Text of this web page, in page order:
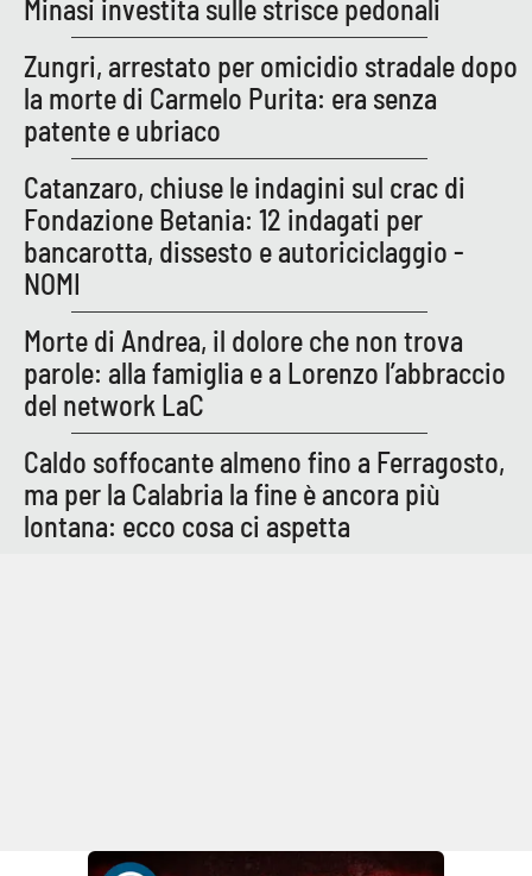
Eventi
Storie
LAC
Lacplay.it
Lactv.it
Laconair.it
Catanzarochannel.it
Minasi investita sulle strisce pedonali
Zungri, arrestato per omicidio stradale dopo
la morte di Carmelo Purita: era senza
patente e ubriaco
Catanzaro, chiuse le indagini sul crac di
Fondazione Betania: 12 indagati per
bancarotta, dissesto e autoriciclaggio -
NOMI
Morte di Andrea, il dolore che non trova
parole: alla famiglia e a Lorenzo l’abbraccio
del network LaC
Caldo soffocante almeno fino a Ferragosto,
ma per la Calabria la fine è ancora più
lontana: ecco cosa ci aspetta